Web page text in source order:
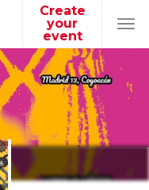
Create
your
event